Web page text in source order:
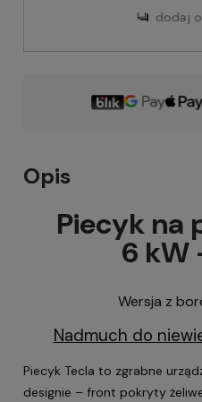
dodaj
Opis
Piecyk na
6 kW
Wersja z
Nadmuch do
Piecyk Tecla to zgrabne
designie – front pokryty